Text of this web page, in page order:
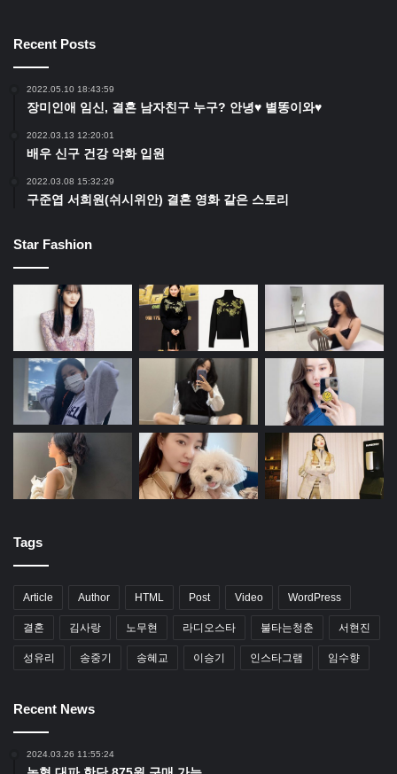
Recent Posts
2022.05.10 18:43:59
장미인애 임신, 결혼 남자친구 누구? 안녕♥ 별똥이와♥
2022.03.13 12:20:01
배우 신구 건강 악화 입원
2022.03.08 15:32:29
구준엽 서희원(쉬시위안) 결혼 영화 같은 스토리
Star Fashion
Tags
Article Author HTML Post Video WordPress
결혼 김사랑 노무현 라디오스타 불타는청춘 서현진
성유리 송중기 송혜교 이승기 인스타그램 임수향
Recent News
2024.03.26 11:55:24